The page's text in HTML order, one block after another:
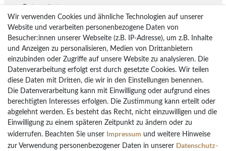
Datenschutz
Lieferung
Rückgaberecht
Vertrag widerrufen
Bezahlarten
PayPal
Vorkasse Überweisung
Kreditkarten
Wir verwenden Cookies und ähnliche Technologien auf unserer
Website und verarbeiten personenbezogene Daten von
Besucher:innen unserer Webseite (z.B. IP-Adresse), um z.B. Inhalte
und Anzeigen zu personalisieren, Medien von Drittanbietern
einzubinden oder Zugriffe auf unsere Website zu analysieren. Die
Datenverarbeitung erfolgt erst durch gesetzte Cookies. Wir teilen
diese Daten mit Dritten, die wir in den Einstellungen benennen.
Die Datenverarbeitung kann mit Einwilligung oder aufgrund eines
berechtigten Interesses erfolgen. Die Zustimmung kann erteilt oder
abgelehnt werden. Es besteht das Recht, nicht einzuwilligen und die
Einwilligung zu einem späteren Zeitpunkt zu ändern oder zu
widerrufen. Beachten Sie unser Impressum und weitere Hinweise
zur Verwendung personenbezogener Daten in unserer Daten­schutz­